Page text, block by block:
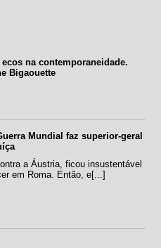
na contemporaneidade.
Bigaouette
Mundial faz superior-geral
a Áustria, ficou insustentável
em Roma. Então, e[...]